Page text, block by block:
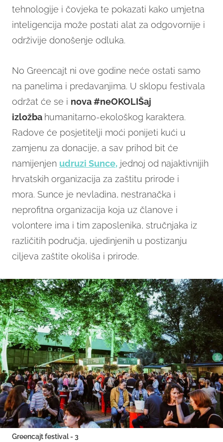
tehnologije i čovjeka te pokazati kako umjetna
inteligencija može postati alat za odgovornije i
održivije donošenje odluka.
No Greencajt ni ove godine neće ostati samo
na panelima i predavanjima. U sklopu festivala
održat će se i nova #neOKOLIŠaj
izložba humanitarno-ekološkog karaktera.
Radove će posjetitelji moći ponijeti kući u
zamjenu za donacije, a sav prihod bit će
namijenjen udruzi Sunce, jednoj od najaktivnijih
hrvatskih organizacija za zaštitu prirode i
mora. Sunce je nevladina, nestranačka i
neprofitna organizacija koja uz članove i
volontere ima i tim zaposlenika, stručnjaka iz
različitih područja, ujedinjenih u postizanju
ciljeva zaštite okoliša i prirode.
Greencajt festival - 3